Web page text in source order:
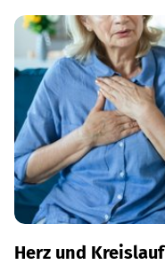
Herz und Kreislauf